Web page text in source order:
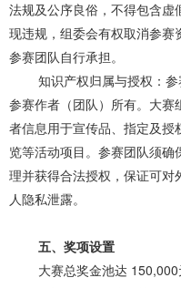
法规及公序良俗，不得包含
现违规，组委会有权取消参
参赛团队自行承担。
知识产权归属与授权：参
参赛作者（团队）所有。大
者信息用于宣传品、指定及
览等活动项目。参赛团队须
理并获得合法授权，保证可
人隐私泄露。
五、奖项设置
大赛总奖金池达 150,000